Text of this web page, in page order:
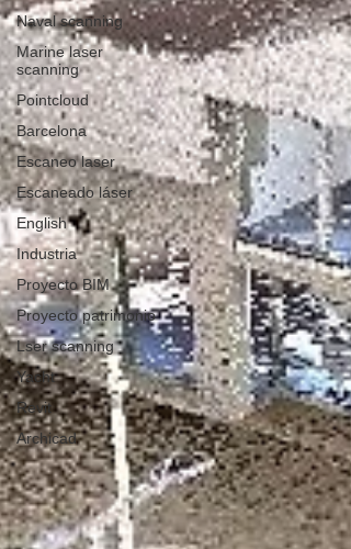
Naval scanning
Marine laser
scanning
Pointcloud
Barcelona
Escaneo laser
Escaneado láser
English
Industria
Proyecto BIM
Proyecto patrimonio
Lser scanning
Yacht
Revit
Archicad